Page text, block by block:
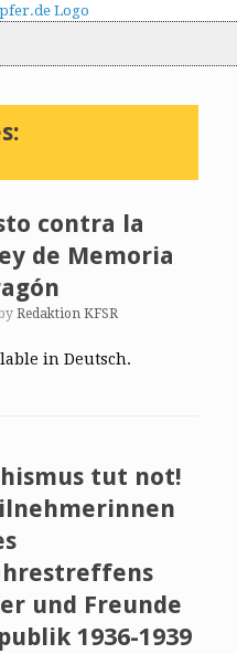
contra la
de Memoria
Redaktion KFSR
in Deutsch.
tut not!
und Freunde
1936-1939